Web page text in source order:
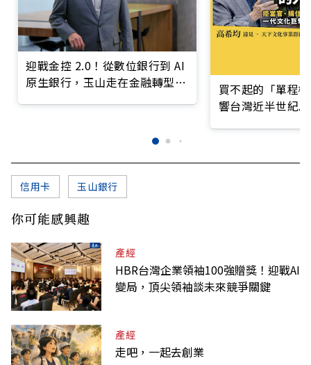
迎戰金控 2.0！從數位銀行到 AI
原生銀行，玉山走在金融轉型最
買不起的「單程
響台灣近半世紀
信用卡 玉山銀行
你可能感興趣
產經
HBR台灣企業領袖100強贈獎！迎戰AI
變局，頂尖領袖談未來競爭關鍵
產經
走吧，一起去創業